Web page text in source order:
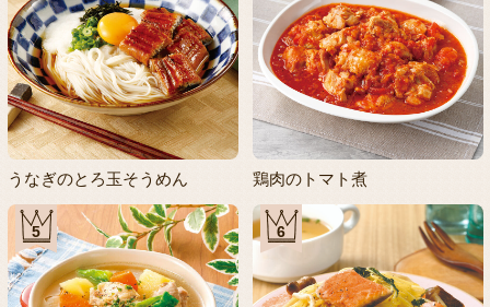
うなぎのとろ玉そうめん 鶏肉のトマト煮
5 6